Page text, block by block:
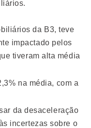
da B3, teve
impactado pelos
tiveram alta média
na média, com a
da desaceleração
incertezas sobre o